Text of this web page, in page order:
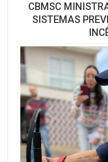
CBMSC
SISTEMAS